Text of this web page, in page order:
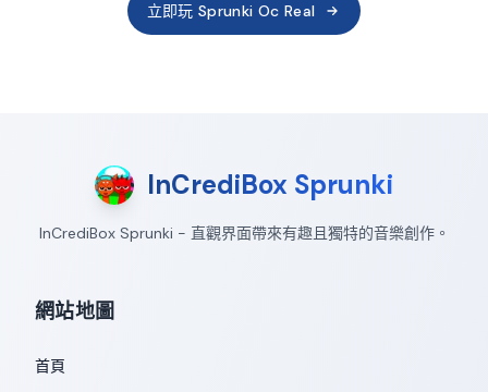
立即玩 Sprunki Oc Real
InCrediBox Sprunki
InCrediBox Sprunki - 直觀界面帶來有趣且獨特的音樂創作。
網站地圖
首頁